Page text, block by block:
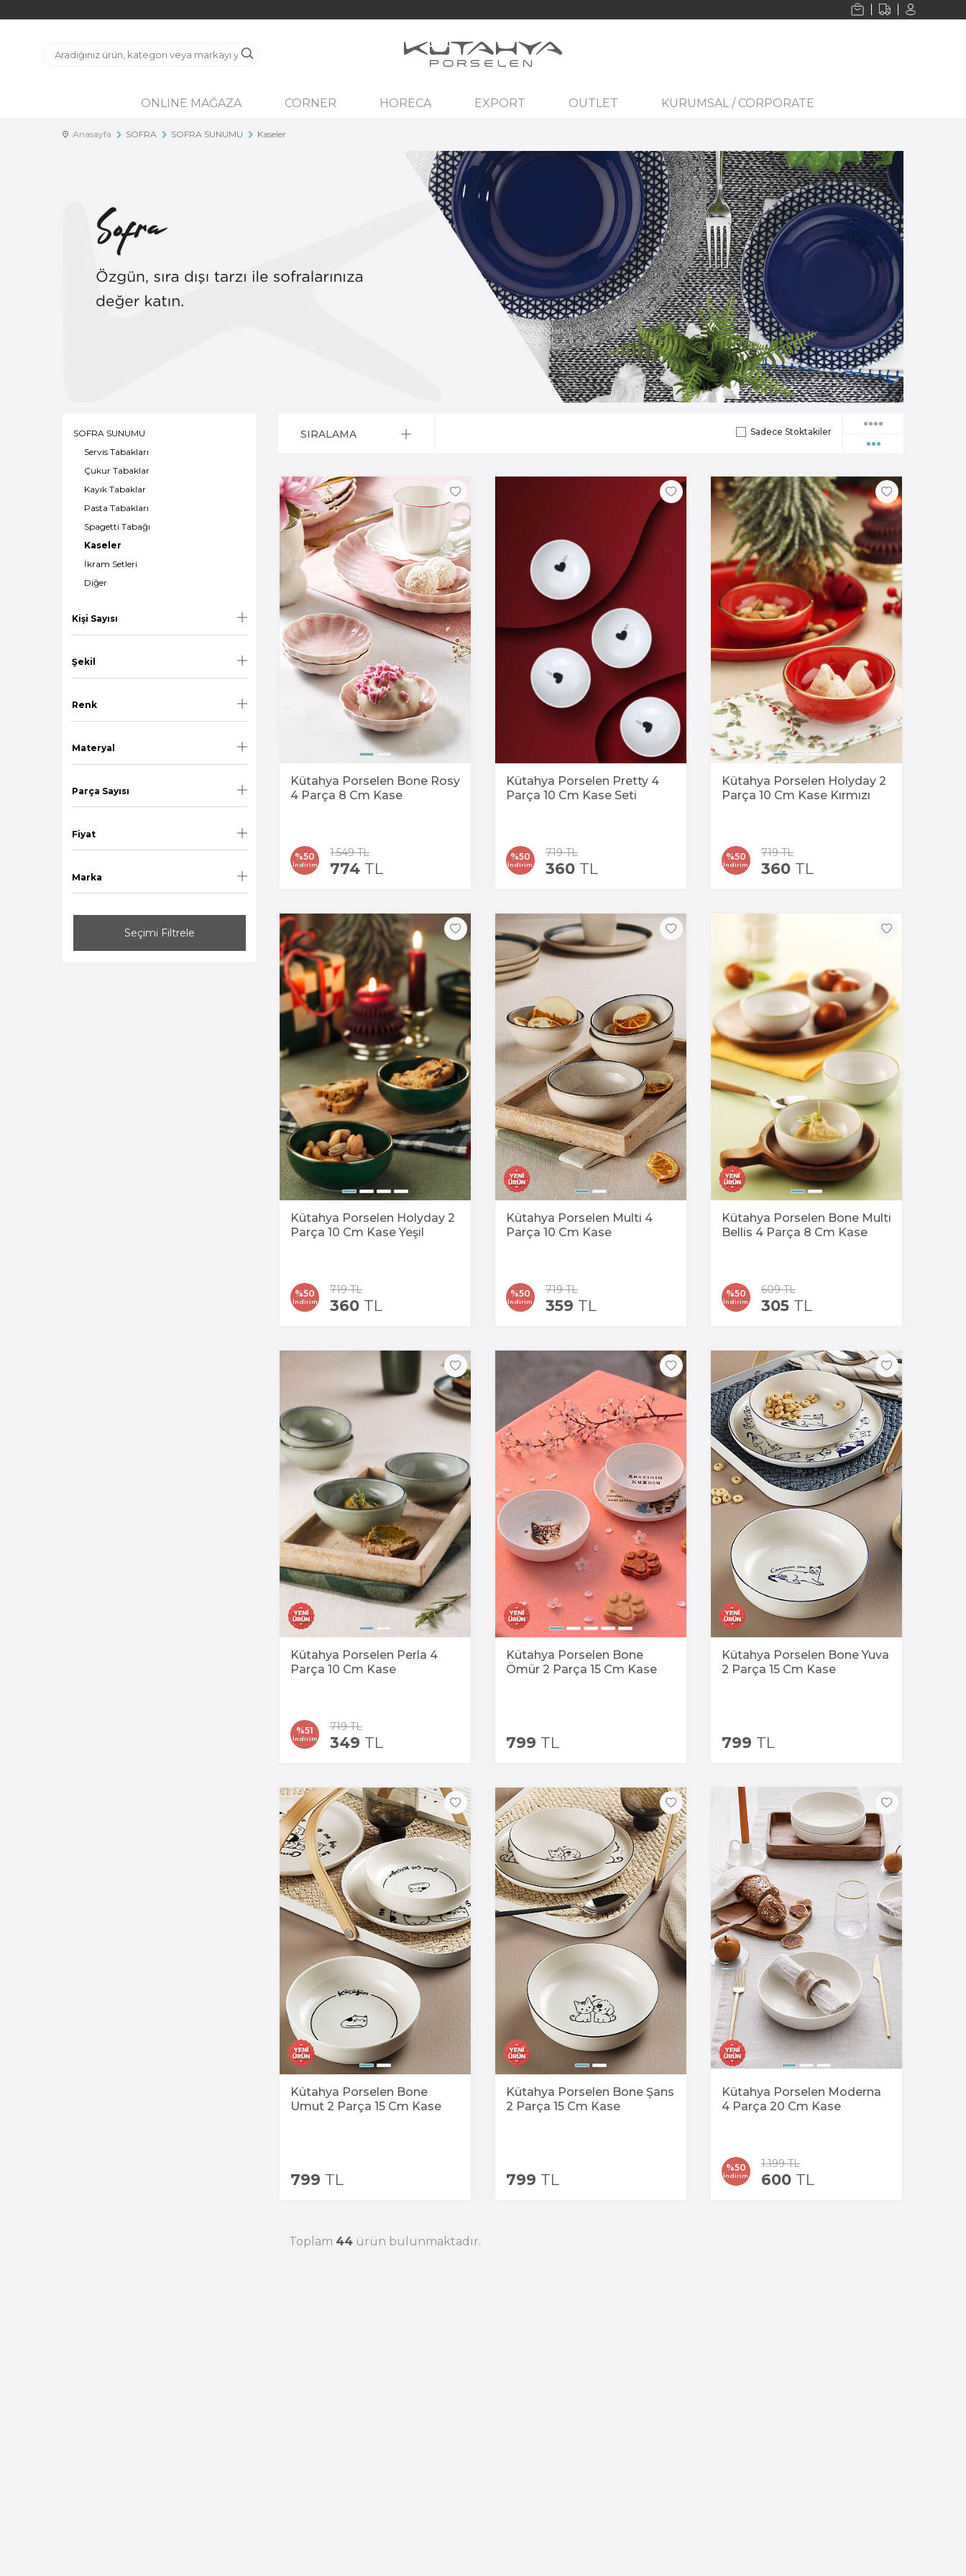
ONLINE MAĞAZA CORNER HORECA EXPORT OUTLET KURUMSAL / CORPORATE
Anasayfa SOFRA SOFRA SUNUMU Kaseler
SOFRA SUNUMU
Servis Tabakları
Çukur Tabaklar
Kayık Tabaklar
Pasta Tabakları
Spagetti Tabağı
Kaseler
İkram Setleri
Diğer
Marka
Kişi Sayısı
Şekil
Renk
Materyal
Parça Sayısı
Fiyat
Seçimi Filtrele
SIRALAMA Sadece Stoktakiler
Kütahya Porselen Bone Rosy
4 Parça 8 Cm Kase
%50
İndirim
1.549TL
774 TL
Kütahya Porselen Pretty 4
Parça 10 Cm Kase Seti
%50
İndirim
719TL
360TL
Kütahya Porselen Holyday 2
Parça 10 Cm Kase Kırmızı
%50
İndirim
719TL
360TL
Kütahya Porselen Holyday 2
Parça 10 Cm Kase Yeşil
%50
İndirim
719TL
360 TL
Kütahya Porselen Multi 4
Parça 10 Cm Kase
%50
İndirim
719TL
359 TL
Kütahya Porselen Bone Multi
Bellis 4 Parça 8 Cm Kase
%50
İndirim
609TL
305TL
Kütahya Porselen Perla 4
Parça 10 Cm Kase
%51
İndirim
719TL
349 TL
Kütahya Porselen Bone
Ömür 2 Parça 15 Cm Kase
799 TL
Kütahya Porselen Bone Yuva
2 Parça 15 Cm Kase
799 TL
Kütahya Porselen Bone
Umut 2 Parça 15 Cm Kase
799 TL
Kütahya Porselen Bone Şans
2 Parça 15 Cm Kase
799 TL
Kütahya Porselen Moderna
4 Parça 20 Cm Kase
%50
İndirim
1.199TL
600TL
Toplam 44 ürün bulunmaktadır.